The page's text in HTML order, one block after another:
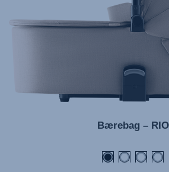
Monteringsanvisning (Norsk)
Instrucţiuni de utilizare (Limba
Uputstvo za korišcenje (Srpski)
Navodila za uporabo
Bærebag – RIO